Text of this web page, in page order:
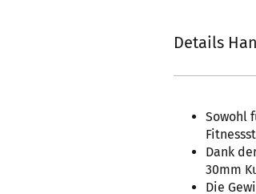
Details
Sowohl
Dank
30mm
Die